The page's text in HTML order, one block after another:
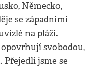
Německo,
se západními
na pláži.
svobodou,
jsme se